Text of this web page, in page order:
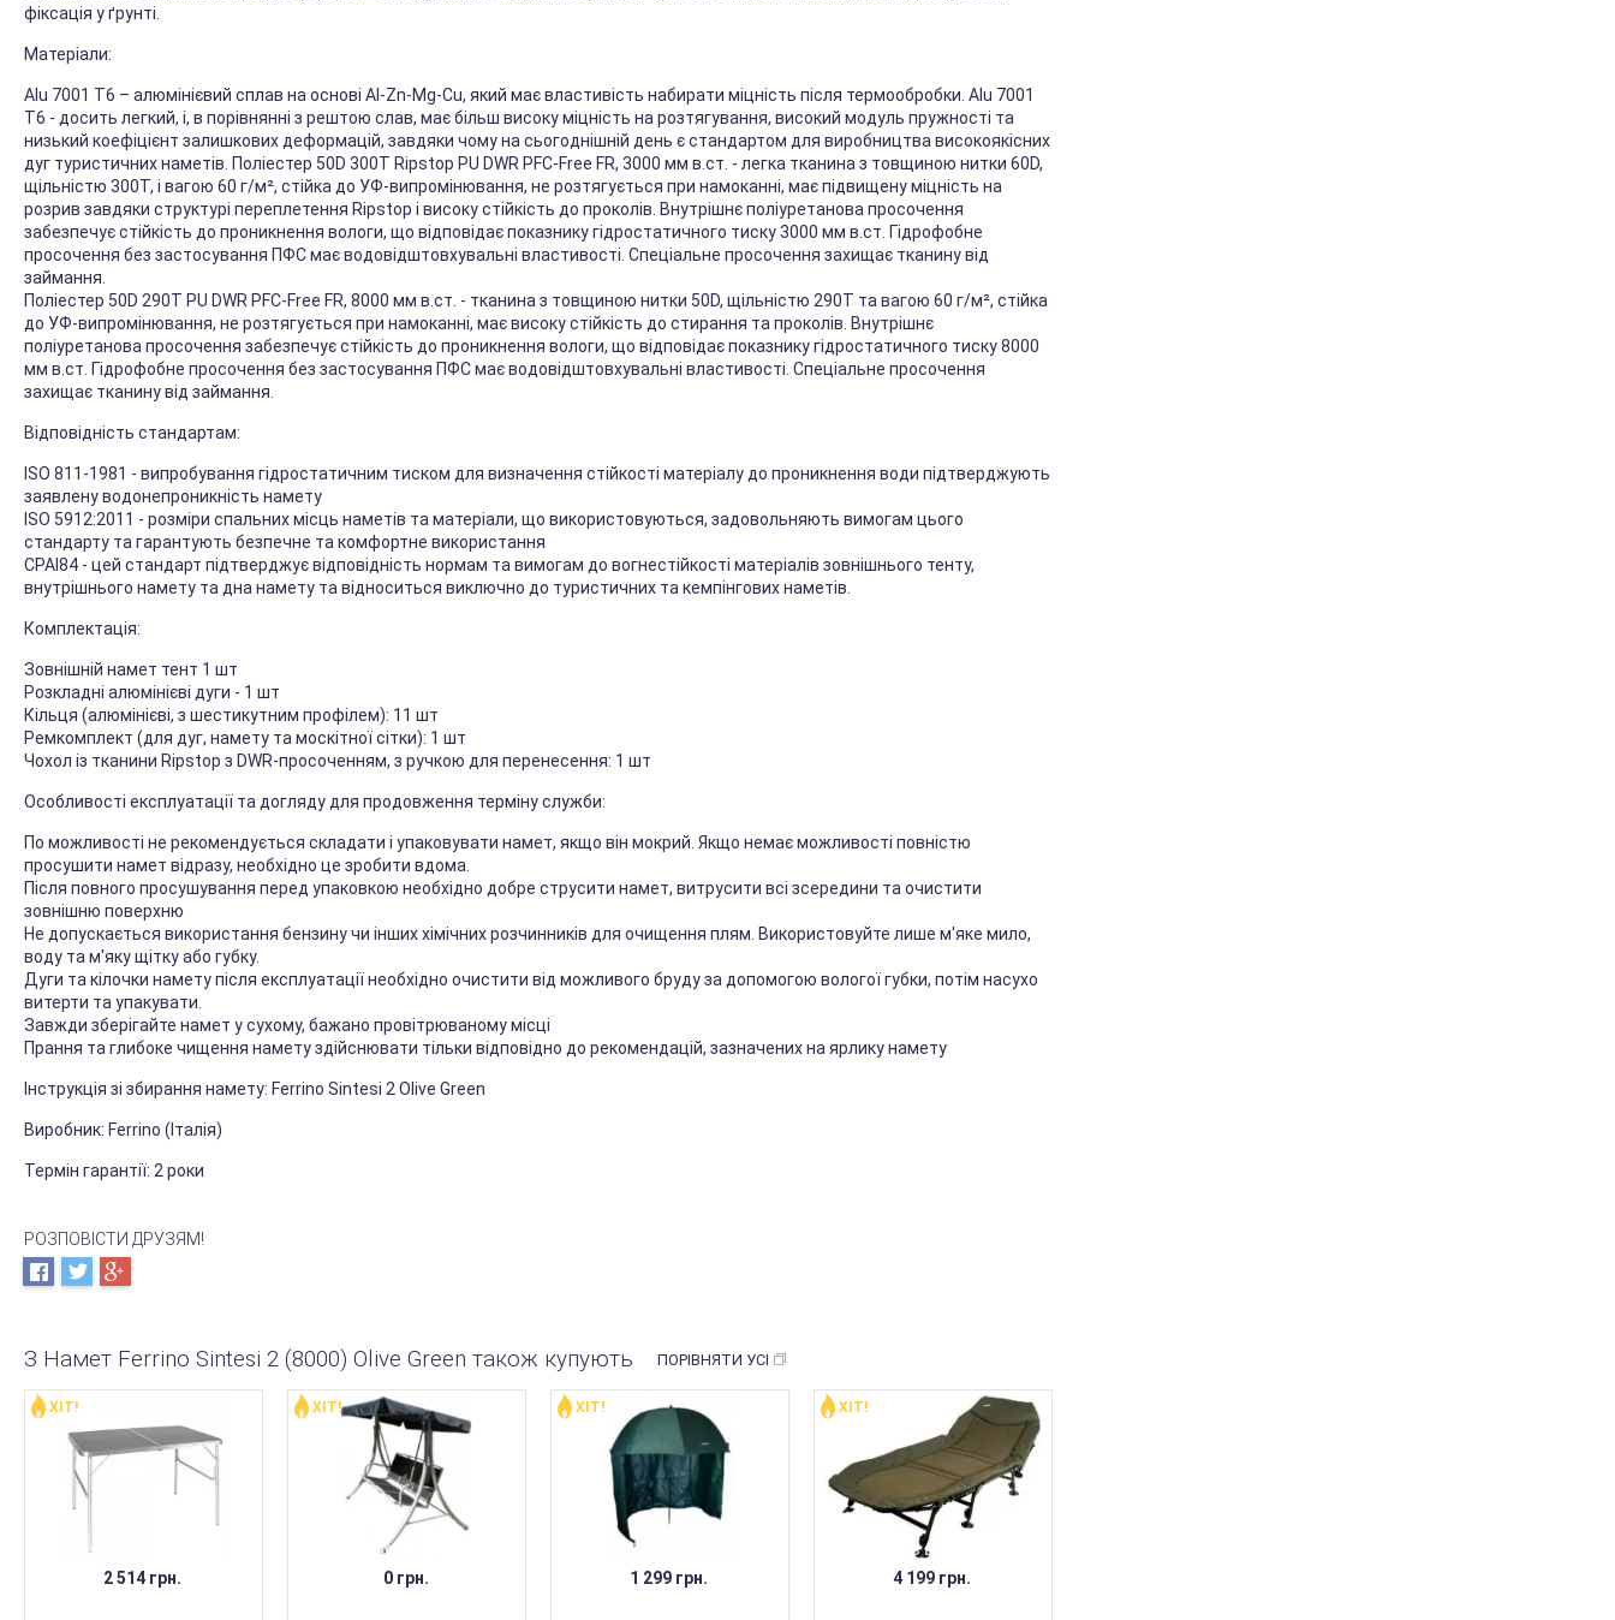
фіксація у ґрунті.
Матеріали:
Alu 7001 T6 – алюмінієвий сплав на основі Al-Zn-Mg-Cu, який має властивість набирати міцність після термообробки. Alu 7001
T6 - досить легкий, і, в порівнянні з рештою слав, має більш високу міцність на розтягування, високий модуль пружності та
низький коефіцієнт залишкових деформацій, завдяки чому на сьогоднішній день є стандартом для виробництва високоякісних
дуг туристичних наметів. Поліестер 50D 300T Ripstop PU DWR PFC-Free FR, 3000 мм в.ст. - легка тканина з товщиною нитки 60D,
щільністю 300T, і вагою 60 г/м², стійка до УФ-випромінювання, не розтягується при намоканні, має підвищену міцність на
розрив завдяки структурі переплетення Ripstop і високу стійкість до проколів. Внутрішнє поліуретанова просочення
забезпечує стійкість до проникнення вологи, що відповідає показнику гідростатичного тиску 3000 мм в.ст. Гідрофобне
просочення без застосування ПФС має водовідштовхувальні властивості. Спеціальне просочення захищає тканину від
займання.
Поліестер 50D 290T PU DWR PFC-Free FR, 8000 мм в.ст. - тканина з товщиною нитки 50D, щільністю 290T та вагою 60 г/м², стійка
до УФ-випромінювання, не розтягується при намоканні, має високу стійкість до стирання та проколів. Внутрішнє
поліуретанова просочення забезпечує стійкість до проникнення вологи, що відповідає показнику гідростатичного тиску 8000
мм в.ст. Гідрофобне просочення без застосування ПФС має водовідштовхувальні властивості. Спеціальне просочення
захищає тканину від займання.
Відповідність стандартам:
ISO 811-1981 - випробування гідростатичним тиском для визначення стійкості матеріалу до проникнення води підтверджують
заявлену водонепроникність намету
ISO 5912:2011 - розміри спальних місць наметів та матеріали, що використовуються, задовольняють вимогам цього
стандарту та гарантують безпечне та комфортне використання
CPAI84 - цей стандарт підтверджує відповідність нормам та вимогам до вогнестійкості матеріалів зовнішнього тенту,
внутрішнього намету та дна намету та відноситься виключно до туристичних та кемпінгових наметів.
Комплектація:
Зовнішній намет тент 1 шт
Розкладні алюмінієві дуги - 1 шт
Кільця (алюмінієві, з шестикутним профілем): 11 шт
Ремкомплект (для дуг, намету та москітної сітки): 1 шт
Чохол із тканини Ripstop з DWR-просоченням, з ручкою для перенесення: 1 шт
Особливості експлуатації та догляду для продовження терміну служби:
По можливості не рекомендується складати і упаковувати намет, якщо він мокрий. Якщо немає можливості повністю
просушити намет відразу, необхідно це зробити вдома.
Після повного просушування перед упаковкою необхідно добре струсити намет, витрусити всі зсередини та очистити
зовнішню поверхню
Не допускається використання бензину чи інших хімічних розчинників для очищення плям. Використовуйте лише м'яке мило,
воду та м'яку щітку або губку.
Дуги та кілочки намету після експлуатації необхідно очистити від можливого бруду за допомогою вологої губки, потім насухо
витерти та упакувати.
Завжди зберігайте намет у сухому, бажано провітрюваному місці
Прання та глибоке чищення намету здійснювати тільки відповідно до рекомендацій, зазначених на ярлику намету
Інструкція зі збирання намету: Ferrino Sintesi 2 Olive Green
Виробник: Ferrino (Італія)
Термін гарантії: 2 роки
РОЗПОВІСТИ ДРУЗЯМ!
З Намет Ferrino Sintesi 2 (8000) Olive Green також купують ПОРІВНЯТИ УСІ
2 514 грн.
НЕМАЄ В НАЯВНОСТІ
ХІТ!
0 грн.
НЕМАЄ В НАЯВНОСТІ
ХІТ!
1 299 грн.
НЕМАЄ В НАЯВНОСТІ
ХІТ!
4 199 грн.
НЕМАЄ В НАЯВНОСТІ
ХІТ!